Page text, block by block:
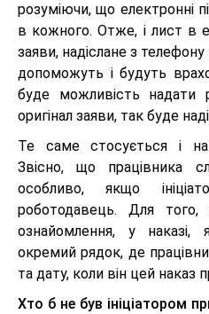
розуміючи, що електронні
в кожного. Отже, і лист в
заяви, надіслане з телефону
допоможуть і будуть
буде можливість надати
оригінал заяви, так буде
Те саме стосується і
Звісно, що працівника
особливо, якщо
роботодавець. Для
ознайомлення, у
окремий рядок, де
та дату, коли він цей наказ
Хто б не був ініціатором